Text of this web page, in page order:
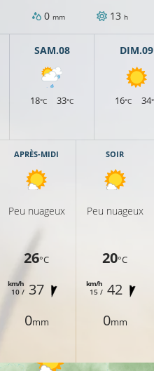
0 mm 13 h
SAM.08
18°C 33°C
DIM.09
16°C 34
APRÈS-MIDI
Peu nuageux
26°C
10 /
km/h 37
0mm
SOIR
Peu nuageux
20°C
15 /
km/h 42
0mm